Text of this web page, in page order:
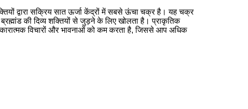
द्वारा सक्रिय सात ऊर्जा केंद्रों में सबसे ऊंचा चक्र है। यह चक्र
की दिव्य शक्तियों से जुड़ने के लिए खोलता है। प्राकृतिक
विचारों और भावनाओं को कम करता है, जिससे आप अधिक